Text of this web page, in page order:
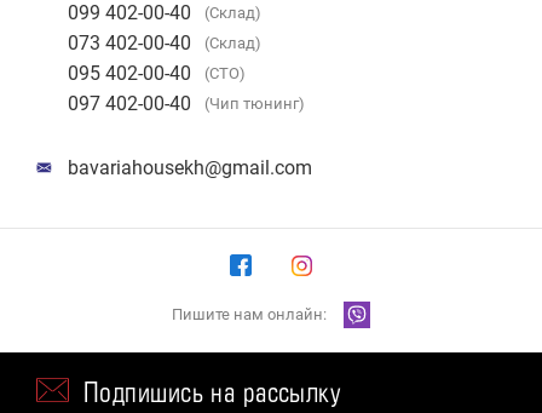
099 402-00-40 (Склад)
073 402-00-40 (Склад)
095 402-00-40 (СТО)
097 402-00-40 (Чип тюнинг)
bavariahousekh@gmail.com
Пишите нам онлайн:
Подпишись на рассылку